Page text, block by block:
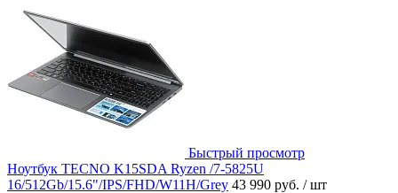
Быстрый просмотр
Ноутбук TECNO K15SDA Ryzen /7-5825U
16/512Gb/15.6"/IPS/FHD/W11H/Grey 43 990 руб. / шт